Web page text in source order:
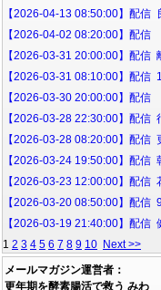
【2026-04-13 08:50:00】配信
【2026-04-02 08:20:00】配信
【2026-03-31 20:00:00】配信
【2026-03-31 08:10:00】配信
【2026-03-30 20:00:00】配信
【2026-03-28 22:30:00】配信
【2026-03-28 08:20:00】配信
【2026-03-24 19:50:00】配信
【2026-03-23 12:00:00】配信
【2026-03-20 08:50:00】配信
【2026-03-19 21:40:00】配信
1 2 3 4 5 6 7 8 9 10 Next >>
メールマガジン運営者：
更年期を酵素腸活で救う みわ